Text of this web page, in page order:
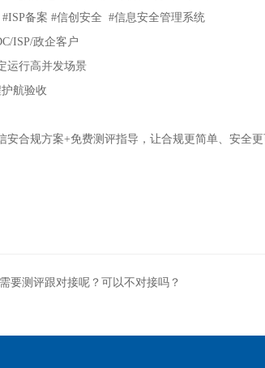
#ISP备案 #信创安全 #信息安全管理系统
ISP/政企客户
运行高并发场景
航验收
安合规方案+免费测评指导，让合规更简单、安全更
要测评跟对接呢？可以不对接吗？